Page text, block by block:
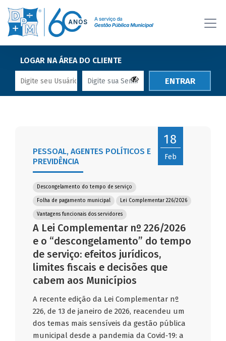
LOGAR NA ÁREA DO CLIENTE
ENTRAR
18
Feb
PESSOAL, AGENTES POLÍTICOS E
PREVIDÊNCIA
Descongelamento do tempo de serviço
Folha de pagamento municipal Lei Complementar 226/2026
Vantagens funcionais dos servidores
A Lei Complementar nº 226/2026
e o “descongelamento” do tempo
de serviço: efeitos jurídicos,
limites fiscais e decisões que
cabem aos Municípios
A recente edição da Lei Complementar nº
226, de 13 de janeiro de 2026, reacendeu um
dos temas mais sensíveis da gestão pública
municipal desde a pandemia da Covid‑19: a